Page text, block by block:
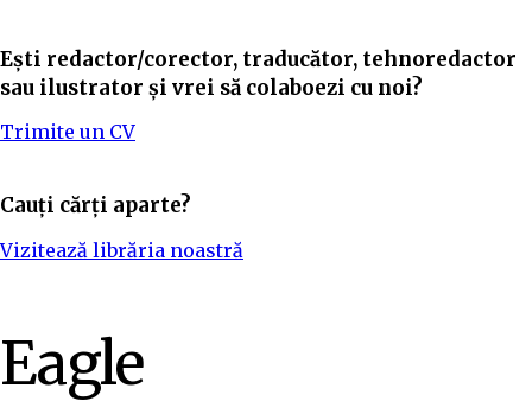
Ești redactor/corector, traducător, tehnoredactor
sau ilustrator și vrei să colaboezi cu noi?
Trimite un CV
Cauți cărți aparte?
Vizitează librăria noastră
Eagle